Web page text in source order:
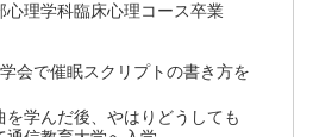
心理学科臨床心理コース卒業
会で催眠スクリプトの書き方を
学んだ後、やはりどうしても